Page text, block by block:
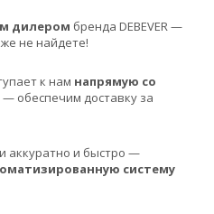
дилером бренда DEBEVER —
не найдете!
к нам напрямую со
обеспечим доставку за
аккуратно и быстро —
систему